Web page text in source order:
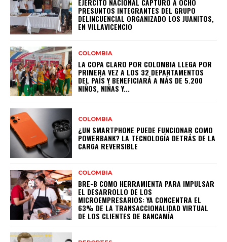
EJÉRCITO NACIONAL CAPTURÓ A OCHO
PRESUNTOS INTEGRANTES DEL GRUPO
DELINCUENCIAL ORGANIZADO LOS JUANITOS,
EN VILLAVICENCIO
COLOMBIA
LA COPA CLARO POR COLOMBIA LLEGA POR
PRIMERA VEZ A LOS 32 DEPARTAMENTOS
DEL PAÍS Y BENEFICIARÁ A MÁS DE 5.200
NIÑOS, NIÑAS Y...
COLOMBIA
¿UN SMARTPHONE PUEDE FUNCIONAR COMO
POWERBANK? LA TECNOLOGÍA DETRÁS DE LA
CARGA REVERSIBLE
COLOMBIA
BRE-B COMO HERRAMIENTA PARA IMPULSAR
EL DESARROLLO DE LOS
MICROEMPRESARIOS: YA CONCENTRA EL
63% DE LA TRANSACCIONALIDAD VIRTUAL
DE LOS CLIENTES DE BANCAMÍA